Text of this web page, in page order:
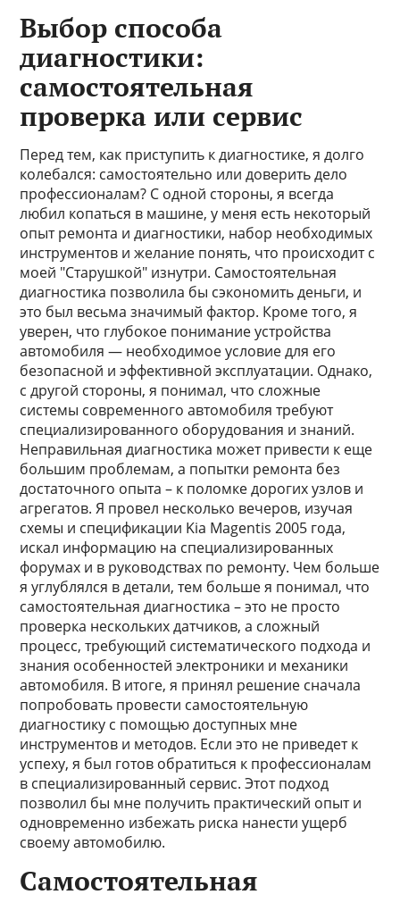
Выбор способа
диагностики:
самостоятельная
проверка или сервис
Перед тем, как приступить к диагностике, я долго
колебался: самостоятельно или доверить дело
профессионалам? С одной стороны, я всегда
любил копаться в машине, у меня есть некоторый
опыт ремонта и диагностики, набор необходимых
инструментов и желание понять, что происходит с
моей "Старушкой" изнутри. Самостоятельная
диагностика позволила бы сэкономить деньги, и
это был весьма значимый фактор. Кроме того, я
уверен, что глубокое понимание устройства
автомобиля — необходимое условие для его
безопасной и эффективной эксплуатации. Однако,
с другой стороны, я понимал, что сложные
системы современного автомобиля требуют
специализированного оборудования и знаний.
Неправильная диагностика может привести к еще
большим проблемам, а попытки ремонта без
достаточного опыта – к поломке дорогих узлов и
агрегатов. Я провел несколько вечеров, изучая
схемы и спецификации Kia Magentis 2005 года,
искал информацию на специализированных
форумах и в руководствах по ремонту. Чем больше
я углублялся в детали, тем больше я понимал, что
самостоятельная диагностика – это не просто
проверка нескольких датчиков, а сложный
процесс, требующий систематического подхода и
знания особенностей электроники и механики
автомобиля. В итоге, я принял решение сначала
попробовать провести самостоятельную
диагностику с помощью доступных мне
инструментов и методов. Если это не приведет к
успеху, я был готов обратиться к профессионалам
в специализированный сервис. Этот подход
позволил бы мне получить практический опыт и
одновременно избежать риска нанести ущерб
своему автомобилю.
Самостоятельная